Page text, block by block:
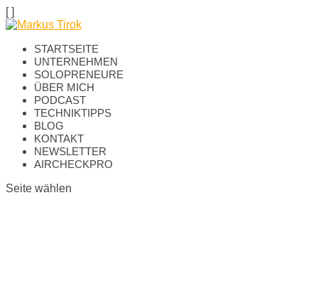
[ ]
STARTSEITE
UNTERNEHMEN
SOLOPRENEURE
ÜBER MICH
PODCAST
TECHNIKTIPPS
BLOG
KONTAKT
NEWSLETTER
AIRCHECKPRO
Seite wählen